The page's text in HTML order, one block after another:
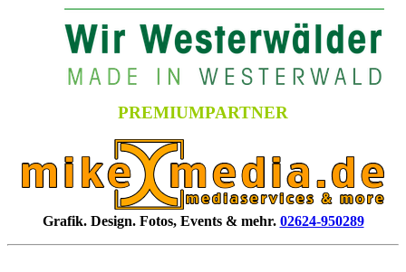
PREMIUMPARTNER
Grafik. Design. Fotos, Events & mehr. 02624-950289